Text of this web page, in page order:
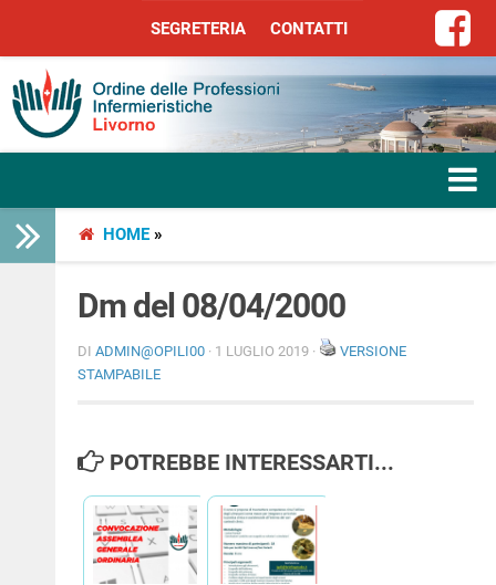
SEGRETERIA CONTATTI
SEGRETERIA CONTATTI
HOME
LIBERA PROFESSIONE
PER IL CITTADINO
HOME»
Dm del 08/04/2000
DI ADMIN@OPILI00 · 1 LUGLIO 2019 ·
VERSIONE
STAMPABILE
POTREBBE INTERESSARTI...